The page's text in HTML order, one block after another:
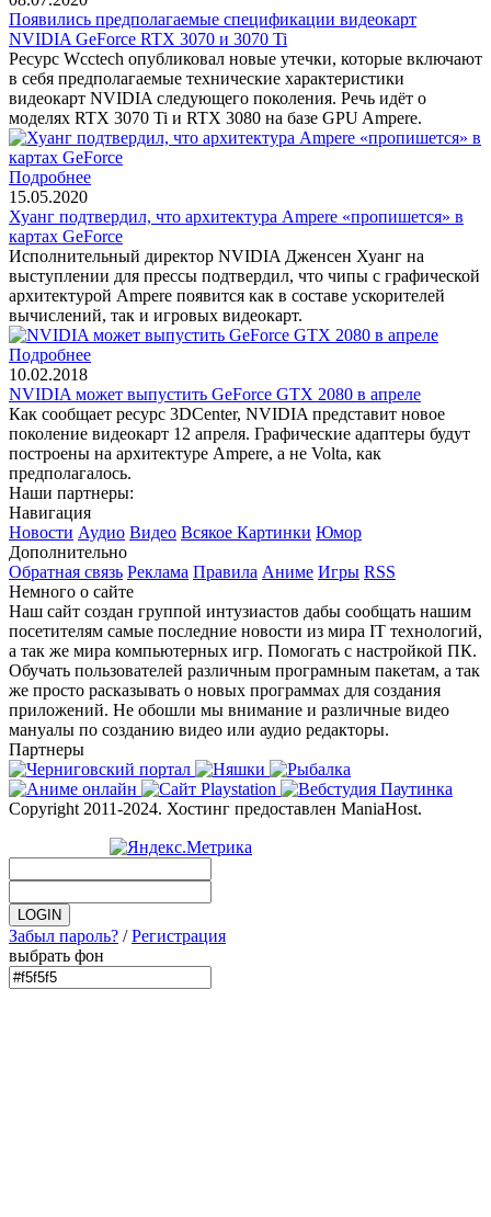
Появились предполагаемые спецификации видеокарт
NVIDIA GeForce RTX 3070 и 3070 Ti
Ресурс Wcctech опубликовал новые утечки, которые включают
в себя предполагаемые технические характеристики
видеокарт NVIDIA следующего поколения. Речь идёт о
моделях RTX 3070 Ti и RTX 3080 на базе GPU Ampere.
Подробнее
15.05.2020
Хуанг подтвердил, что архитектура Ampere «пропишется» в
картах GeForce
Исполнительный директор NVIDIA Дженсен Хуанг на
выступлении для прессы подтвердил, что чипы с графической
архитектурой Ampere появится как в составе ускорителей
вычислений, так и игровых видеокарт.
Подробнее
10.02.2018
NVIDIA может выпустить GeForce GTX 2080 в апреле
Как сообщает ресурс 3DCenter, NVIDIA представит новое
поколение видеокарт 12 апреля. Графические адаптеры будут
построены на архитектуре Ampere, а не Volta, как
предполагалось.
Наши партнеры:
Навигация
Новости Аудио Видео Всякое Картинки Юмор
Дополнительно
Обратная связь Реклама Правила Аниме Игры RSS
Немного о сайте
Наш сайт создан группой интузиастов дабы сообщать нашим
посетителям самые последние новости из мира IT технологий,
а так же мира компьютерных игр. Помогать с настройкой ПК.
Обучать пользователей различным програмным пакетам, а так
же просто расказывать о новых программах для создания
приложений. Не обошли мы внимание и различные видео
мануалы по созданию видео или аудио редакторы.
Партнеры
Copyright 2011-2024. Хостинг предоставлен ManiaHost.
Забыл пароль? /Регистрация
выбрать фон